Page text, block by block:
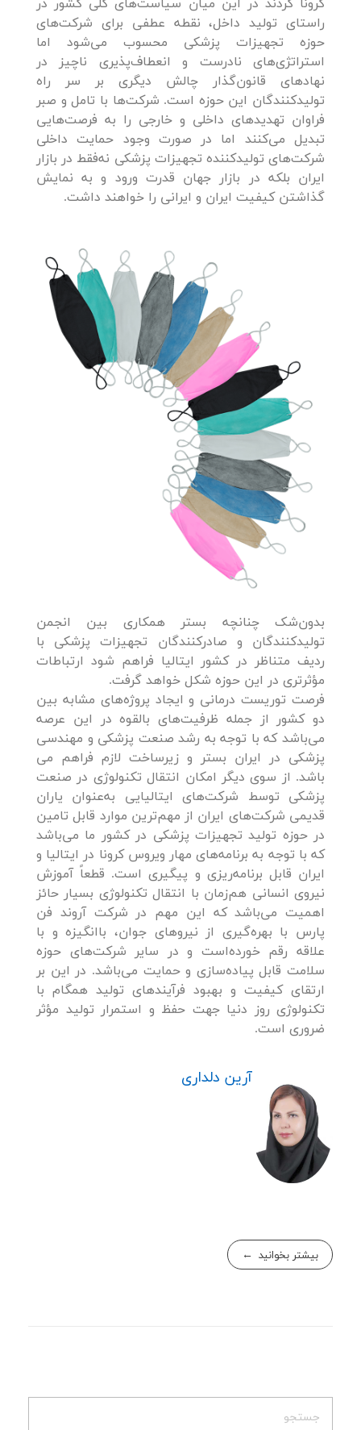
کرونا کردند در این‌ میان سیاست‌های کلی کشور در
راستای تولید داخل، نقطه عطفی برای شرکت‌های
حوزه تجهیزات پزشکی محسوب می‌شود اما
استراتژی‌های نادرست و انعطاف‌پذیری ناچیز در
نهادهای قانون‌گذار چالش دیگری بر سر راه
تولیدکنندگان این حوزه است. شرکت‌ها با تامل و صبر
فراوان تهدیدهای داخلی و خارجی را به فرصت‌هایی
تبدیل می‌کنند اما در صورت وجود حمایت داخلی
شرکت‌های تولیدکننده تجهیزات پزشکی نه‌فقط در بازار
ایران بلکه در بازار جهان قدرت ورود و به نمایش
گذاشتن کیفیت ایران و ایرانی را خواهند داشت.
بدون‌شک چنانچه بستر همکاری بین انجمن
تولیدکنندگان و صادرکنندگان تجهیزات پزشکی با
ردیف متناظر در کشور ایتالیا فراهم شود ارتباطات
مؤثرتری در این حوزه شکل خواهد گرفت.
فرصت توریست درمانی و ایجاد پروژه‌های مشابه بین
دو کشور از جمله ظرفیت‌های بالقوه در این عرصه
می‌باشد که با توجه به رشد صنعت پزشکی و مهندسی
پزشکی در ایران بستر و زیرساخت لازم فراهم می
باشد. از سوی دیگر امکان انتقال تکنولوژی در صنعت
پزشکی توسط شرکت‌های ایتالیایی به‌عنوان یاران
قدیمی شرکت‌های ایران از مهم‌ترین موارد قابل تامین
در حوزه تولید تجهیزات پزشکی در کشور ما می‌باشد
که با توجه به برنامه‌های مهار ویروس کرونا در ایتالیا و
ایران قابل‌ برنامه‌ریزی و پیگیری است. قطعاً آموزش
نیروی انسانی هم‌زمان با انتقال تکنولوژی بسیار حائز
اهمیت می‌باشد که این مهم در شرکت آروند فن
پارس با بهره‌گیری از نیروهای جوان، باانگیزه و با
علاقه رقم خورده‌است و در سایر شرکت‌های حوزه
سلامت قابل پیاده‌سازی و حمایت می‌باشد. در این بر
ارتقای کیفیت و بهبود فرآیندهای تولید همگام با
تکنولوژی روز دنیا جهت حفظ و استمرار تولید مؤثر
ضروری است.
آرین دلداری
بیشتر بخوانید